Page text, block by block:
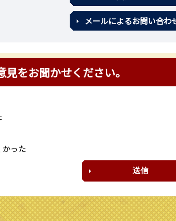
メールによるお問い合わ
をお聞かせください。
った